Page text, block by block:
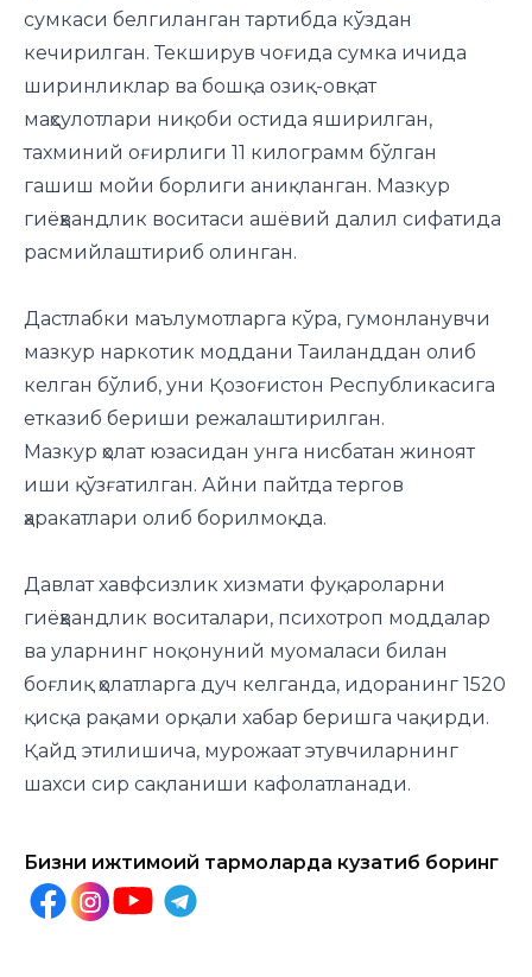
сумкаси белгиланган тартибда кўздан
кечирилган. Текширув чоғида сумка ичида
ширинликлар ва бошқа озиқ-овқат
маҳсулотлари ниқоби остида яширилган,
тахминий оғирлиги 11 килограмм бўлган
гашиш мойи борлиги аниқланган. Мазкур
гиёҳвандлик воситаси ашёвий далил сифатида
расмийлаштириб олинган.
Дастлабки маълумотларга кўра, гумонланувчи
мазкур наркотик моддани Таиланддан олиб
келган бўлиб, уни Қозоғистон Республикасига
етказиб бериши режалаштирилган.
Мазкур ҳолат юзасидан унга нисбатан жиноят
иши қўзғатилган. Айни пайтда тергов
ҳаракатлари олиб борилмоқда.
Давлат хавфсизлик хизмати фуқароларни
гиёҳвандлик воситалари, психотроп моддалар
ва уларнинг ноқонуний муомаласи билан
боғлиқ ҳолатларга дуч келганда, идоранинг 1520
қисқа рақами орқали хабар беришга чақирди.
Қайд этилишича, мурожаат этувчиларнинг
шахси сир сақланиши кафолатланади.
Бизни ижтимоий тармоқларда кузатиб боринг